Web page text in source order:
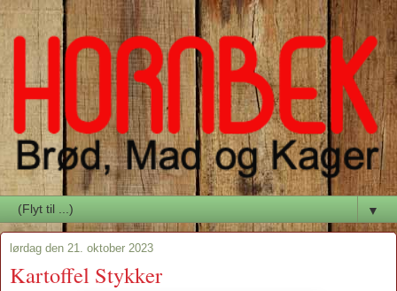
▼
lørdag den 21. oktober 2023
Kartoffel Stykker